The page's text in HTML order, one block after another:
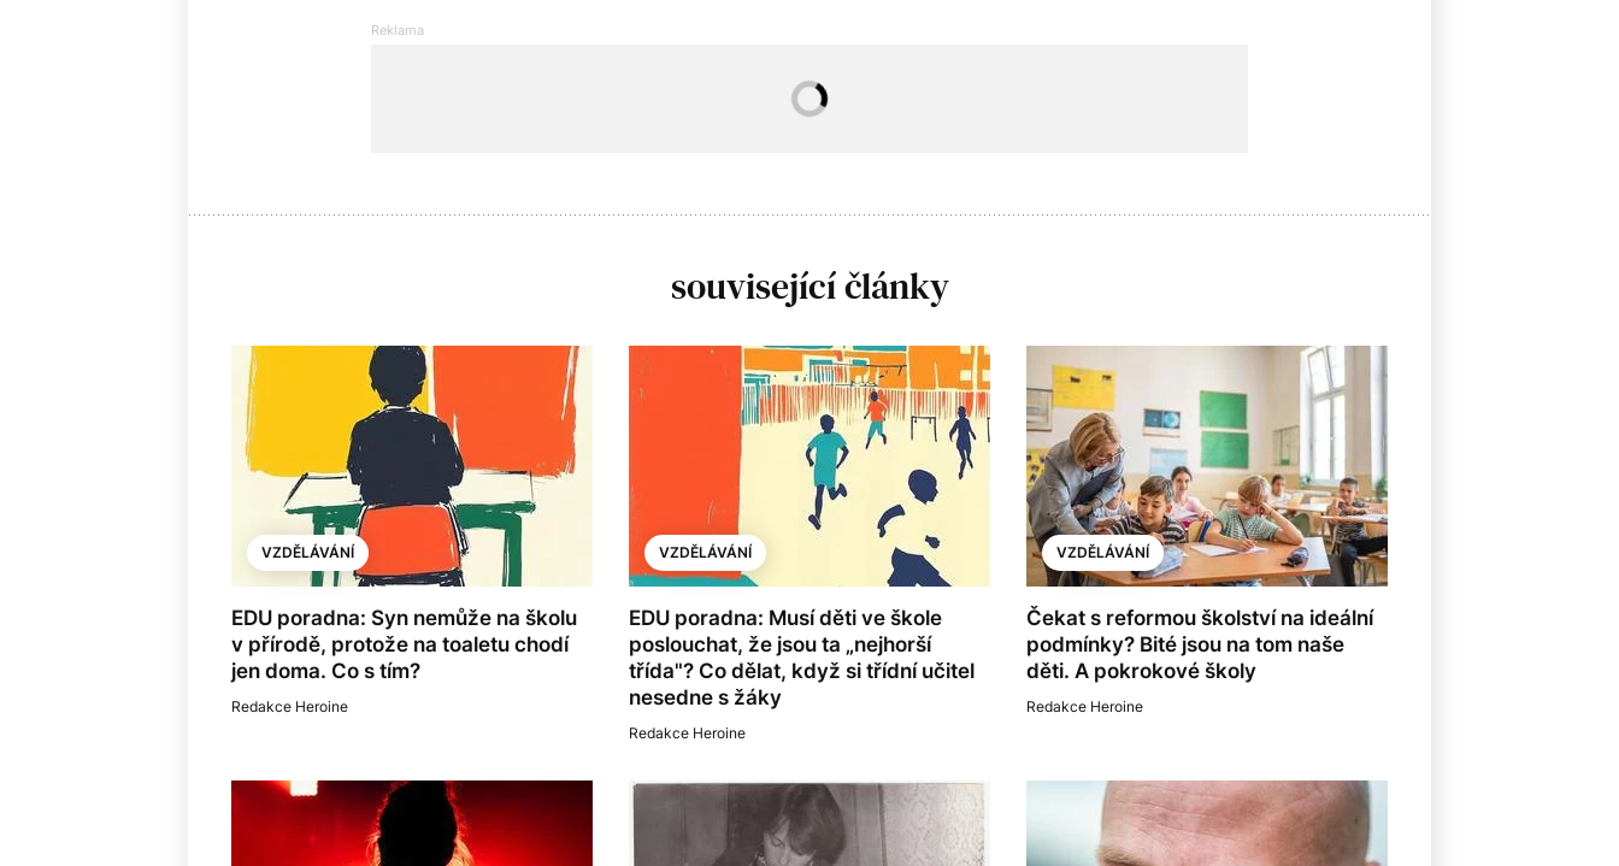
související články
VZDĚLÁVÁNÍ
EDU poradna: Syn nemůže na školu
v přírodě, protože na toaletu chodí
jen doma. Co s tím?
Redakce Heroine
VZDĚLÁVÁNÍ
EDU poradna: Musí děti ve škole
poslouchat, že jsou ta „nejhorší
třída"? Co dělat, když si třídní učitel
nesedne s žáky
Redakce Heroine
VZDĚLÁVÁNÍ
Čekat s reformou školství na ideální
podmínky? Bité jsou na tom naše
děti. A pokrokové školy
Redakce Heroine